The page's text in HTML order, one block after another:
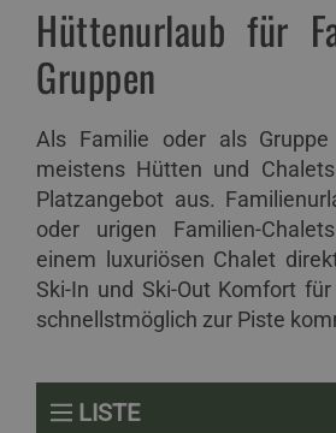
Hüttenurlaub für
Gruppen
Als Familie oder als
meistens Hütten und
Platzangebot aus.
oder urigen Familien-
einem luxuriösen Chalet
Ski-In und Ski-Out Komfort
schnellstmöglich zur Piste
LISTE